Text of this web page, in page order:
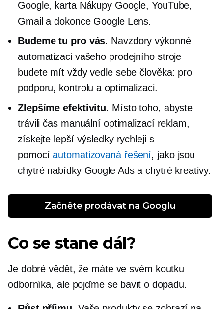
Google, karta Nákupy Google, YouTube,
Gmail a dokonce Google Lens.
Budeme tu pro vás. Navzdory výkonné
automatizaci vašeho prodejního stroje
budete mít vždy vedle sebe člověka: pro
podporu, kontrolu a optimalizaci.
Zlepšíme efektivitu. Místo toho, abyste
trávili čas manuální optimalizací reklam,
získejte lepší výsledky rychleji s
pomocíautomatizovaná řešení, jako jsou
chytré nabídky Google Ads a chytré kreativy.
Začněte prodávat na Googlu
Co se stane dál?
Je dobré vědět, že máte ve svém koutku
odborníka, ale pojďme se bavit o dopadu.